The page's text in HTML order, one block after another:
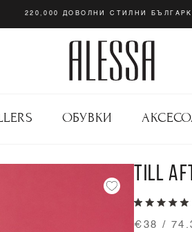
220,000 ДОВОЛНИ СТИЛНИ
ОБУВКИ
TILL
€38 /